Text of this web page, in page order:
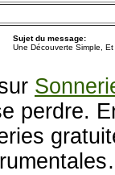
Sujet du message:
Une Découverte Simple,
perdre.